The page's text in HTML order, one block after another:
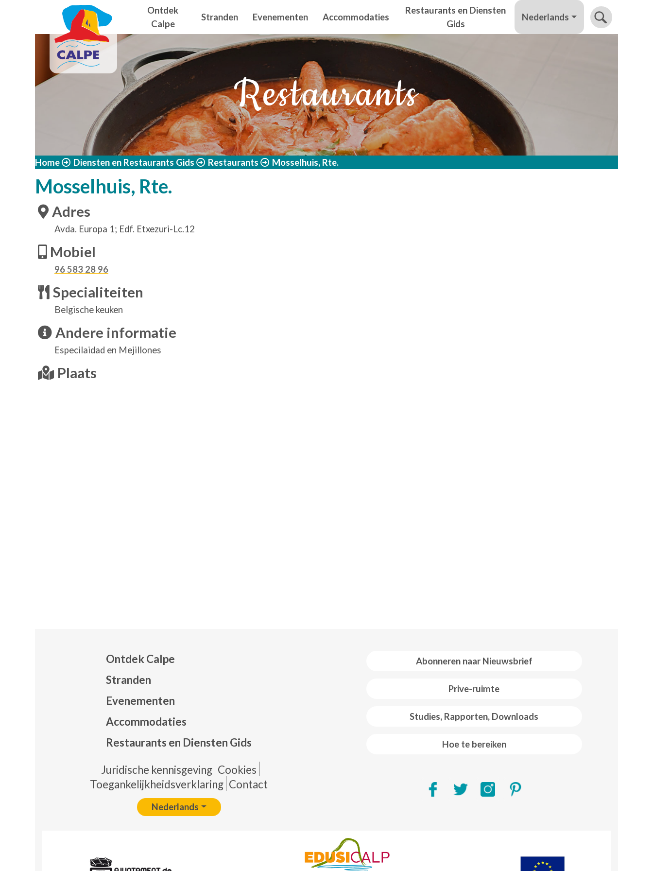
Overslaan en naar de inhoud gaan Navegación principal
Ontdek
Calpe
Stranden Evenementen Accommodaties
Restaurants en Diensten
Gids
Nederlands
Restaurants
Home Diensten en Restaurants Gids Restaurants Mosselhuis, Rte.
Mosselhuis, Rte.
Adres
Avda. Europa 1; Edf. Etxezuri-Lc.12
Mobiel
96 583 28 96
Specialiteiten
Belgische keuken
Andere informatie
Especilaidad en Mejillones
Plaats
Abonneren naar Nieuwsbrief
Prive-ruimte
Studies, Rapporten, Downloads
Hoe te bereiken
Ontdek Calpe
Stranden
Evenementen
Accommodaties
Restaurants en Diensten Gids
Pie de página
Juridische kennisgeving Cookies
Toegankelijkheidsverklaring Contact
Nederlands